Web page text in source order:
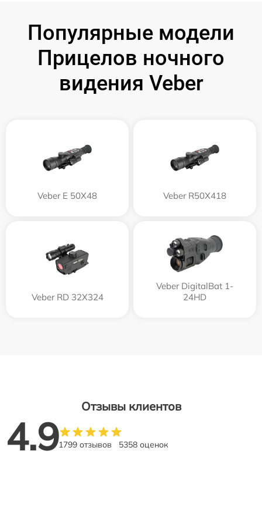
Популярные модели
Прицелов ночного
видения Veber
Veber E 50X48 Veber R50X418
Veber RD 32X324
Veber DigitalBat 1-
24HD
Отзывы клиентов
4.91799 отзывов 5358 оценок